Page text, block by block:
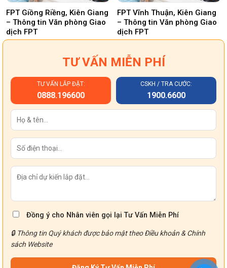
FPT Giồng Riềng, Kiên Giang
– Thông tin Văn phòng Giao
dịch FPT
FPT Vĩnh Thuận, Kiên Giang
– Thông tin Văn phòng Giao
dịch FPT
TƯ VẤN MIỄN PHÍ
TƯ VẤN LẮP ĐẶT:
0888.196600
CSKH / TRA CƯỚC:
1900.6600
Đồng ý cho Nhân viên gọi lại Tư Vấn Miễn Phí
🔒 Thông tin Quý khách được bảo mật theoĐiều khoản & Chính
sách Website